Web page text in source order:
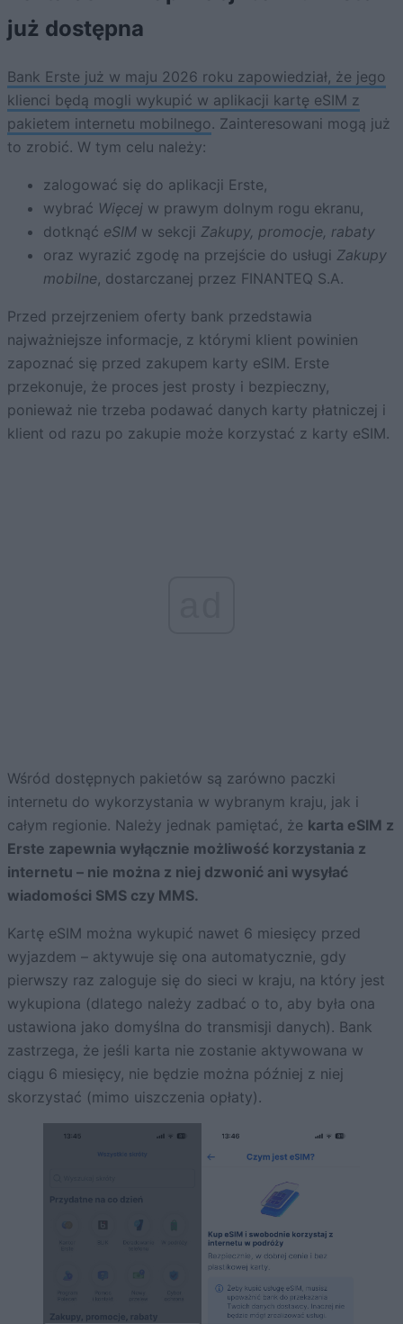
już dostępna
Bank Erste już w maju 2026 roku zapowiedział, że jego
klienci będą mogli wykupić w aplikacji kartę eSIM z
pakietem internetu mobilnego. Zainteresowani mogą już
to zrobić. W tym celu należy:
zalogować się do aplikacji Erste,
wybrać Więcej w prawym dolnym rogu ekranu,
dotknąć eSIM w sekcji Zakupy, promocje, rabaty
oraz wyrazić zgodę na przejście do usługi Zakupy
mobilne, dostarczanej przez FINANTEQ S.A.
Przed przejrzeniem oferty bank przedstawia
najważniejsze informacje, z którymi klient powinien
zapoznać się przed zakupem karty eSIM. Erste
przekonuje, że proces jest prosty i bezpieczny,
ponieważ nie trzeba podawać danych karty płatniczej i
klient od razu po zakupie może korzystać z karty eSIM.
Wśród dostępnych pakietów są zarówno paczki
internetu do wykorzystania w wybranym kraju, jak i
całym regionie. Należy jednak pamiętać, że karta eSIM z
Erste zapewnia wyłącznie możliwość korzystania z
internetu – nie można z niej dzwonić ani wysyłać
wiadomości SMS czy MMS.
Kartę eSIM można wykupić nawet 6 miesięcy przed
wyjazdem – aktywuje się ona automatycznie, gdy
pierwszy raz zaloguje się do sieci w kraju, na który jest
wykupiona (dlatego należy zadbać o to, aby była ona
ustawiona jako domyślna do transmisji danych). Bank
zastrzega, że jeśli karta nie zostanie aktywowana w
ciągu 6 miesięcy, nie będzie można później z niej
skorzystać (mimo uiszczenia opłaty).